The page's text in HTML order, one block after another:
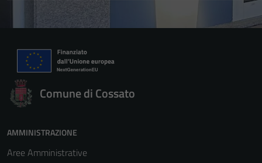
Comune di Cossato
AMMINISTRAZIONE
Aree Amministrative